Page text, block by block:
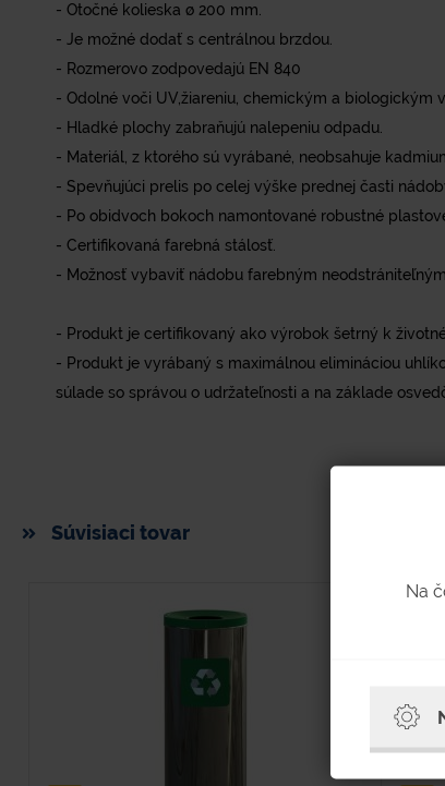
- Otočné kolieska ø 200 mm.
- Je možné dodať s centrálnou brzdou.
- Rozmerovo zodpovedajú EN 840
- Odolné voči UV,žiareniu, chemickým a biologickým
- Hladké plochy zabraňujú nalepeniu odpadu.
- Materiál, z ktorého sú vyrábané, neobsahuje
- Spevňujúci prelis po celej výške prednej časti
- Po obidvoch bokoch namontované robustné
- Certifikovaná farebná stálosť.
- Možnosť vybaviť nádobu farebným
- Produkt je certifikovaný ako výrobok šetrný k
- Produkt je vyrábaný s maximálnou elimináciou
súlade so správou o udržateľnosti a na základe
Súvisiaci tovar
Na